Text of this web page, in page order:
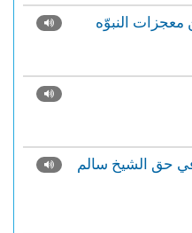
معجزات النبوّه
حق الشيخ سالم